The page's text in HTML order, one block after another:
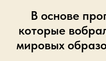
В основе
которые
мировых